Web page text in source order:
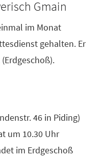
Gmain
im Monat
gehalten. Er
46 in Piding)
um 10.30 Uhr
im Erdgeschoß